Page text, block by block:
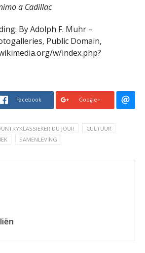
a Cadillac
By Adolph F. Muhr –
Public Domain,
w/index.php?
Facebook Google+
DU JOUR
CULTUUR
SAMENLEVING